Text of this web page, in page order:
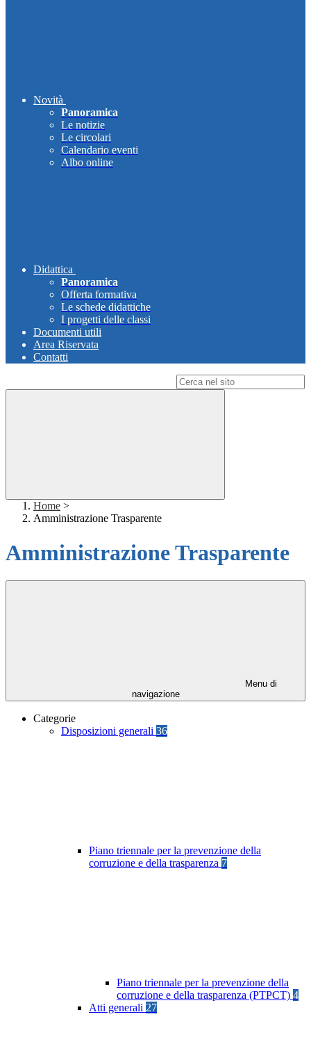
Novità
Panoramica
Le notizie
Le circolari
Calendario eventi
Albo online
Didattica
Panoramica
Offerta formativa
Le schede didattiche
I progetti delle classi
Documenti utili
Area Riservata
Contatti
Home >
Amministrazione Trasparente
Amministrazione Trasparente
Menu di
navigazione
Categorie
Disposizioni generali 36
Piano triennale per la prevenzione della
corruzione e della trasparenza 7
Piano triennale per la prevenzione della
corruzione e della trasparenza (PTPCT) 4
Atti generali 27